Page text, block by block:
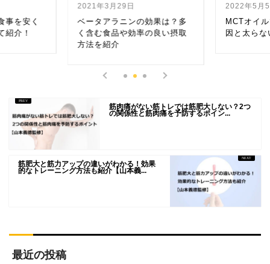
事を安く
紹介！
2021年3月29日
ベータアラニンの効果は？多
く含む食品や効率の良い摂取
方法を紹介
2022年5月
MCTオイ
因と太ら
筋肉痛がない筋トレでは筋肥大しない？2つ
の関係性と筋肉痛を予防するポイン...
筋肥大と筋力アップの違いがわかる！効果
的なトレーニング方法も紹介【山本義...
最近の投稿